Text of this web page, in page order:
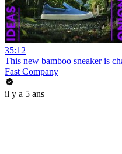
35:12
This new bamboo sneaker is
Fast Company
il y a 5 ans